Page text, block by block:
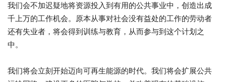
我们会不加迟疑地将资源投入到有用的公共事业中，创造出成
千上万的工作机会。原本从事对社会没有益处的工作的劳动者
还有失业者，将会得到训练与教育，从而参与到这个计划之
中。
我们将会立刻开始迈向可再生能源的时代。我们将会扩展公共